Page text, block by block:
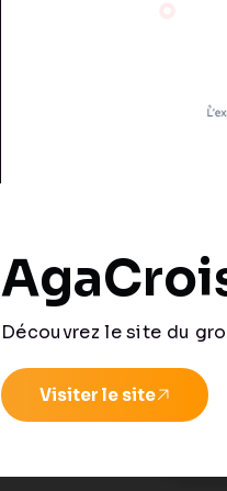
Découvrez le site du
Visiter le site